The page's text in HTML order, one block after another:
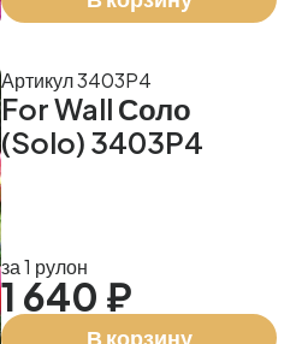
For Wall Соло
(Solo) 3403P4
Артикул 3403P4
за 1 рулон
1 640 ₽
В корзину